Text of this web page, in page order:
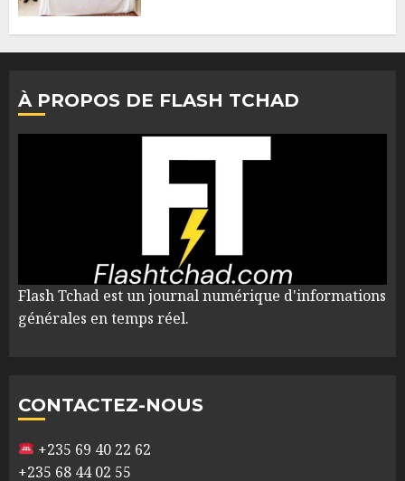
À PROPOS DE FLASH TCHAD
Flash Tchad est un journal numérique d'informations
générales en temps réel.
CONTACTEZ-NOUS
+235 69 40 22 62
+235 68 44 02 55